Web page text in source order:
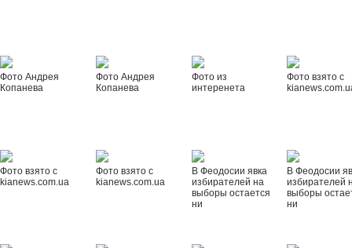
Фото Андрея
Копанева
Фото Андрея
Копанева
Фото из
интеренета
Фото взято с
Фото взято с
kianews.com.ua
Фото взято с
kianews.com.ua
В Феодосии явка
избирателей на
выборы остается
ни
В Феодосии
избирателей
выборы
ни